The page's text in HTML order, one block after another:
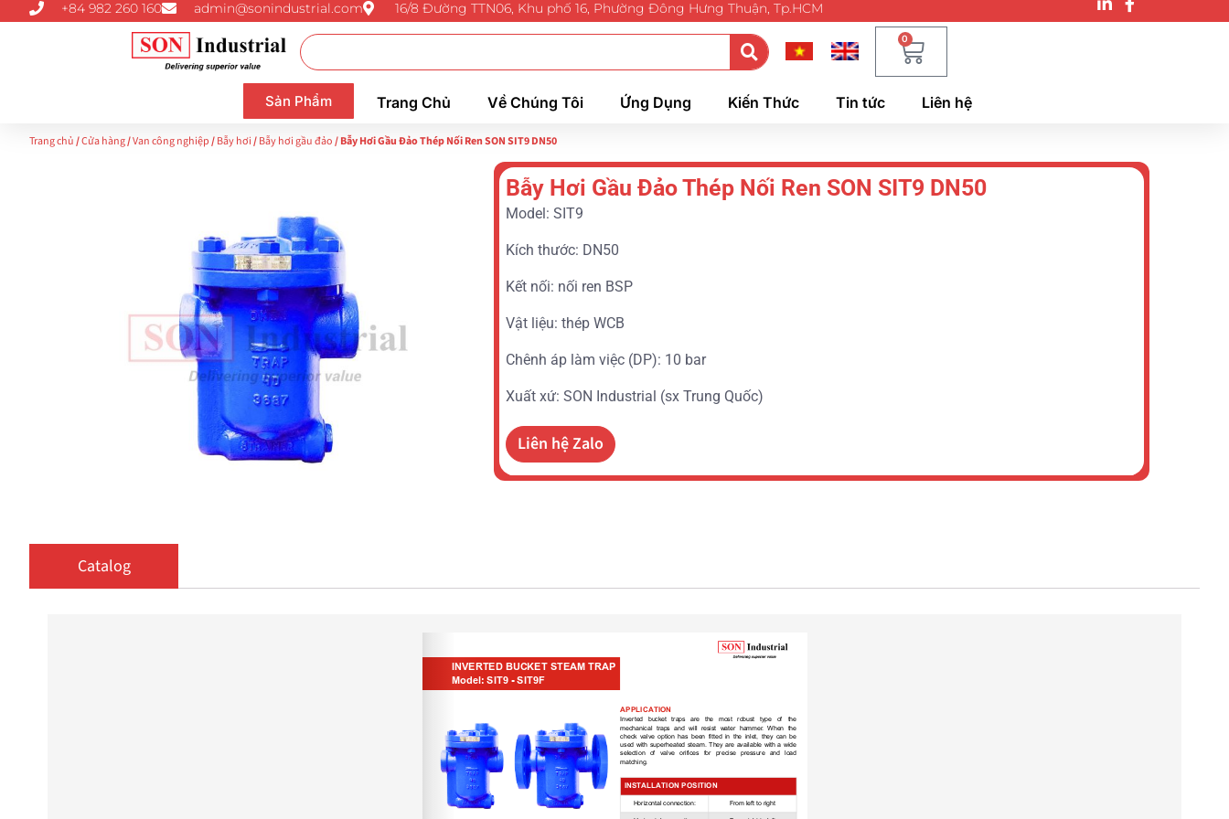
+84 982 260 160 admin@sonindustrial.com 16/8 Đường TTN06, Khu phố 16, Phường Đông Hưng Thuận, Tp.HCM
0
Sản Phẩm Trang Chủ Về Chúng Tôi Ứng Dụng Kiến Thức Tin tức Liên hệ
Trang chủ/Cửa hàng/Van công nghiệp/Bẫy hơi/Bẫy hơi gầu đảo/ Bẫy Hơi Gầu Đảo Thép Nối Ren SON SIT9 DN50
Bẫy Hơi Gầu Đảo Thép Nối Ren SON SIT9 DN50
Model: SIT9
Kích thước: DN50
Kết nối: nối ren BSP
Vật liệu: thép WCB
Chênh áp làm việc (DP): 10 bar
Xuất xứ: SON Industrial (sx Trung Quốc)
Liên hệ Zalo
Catalog